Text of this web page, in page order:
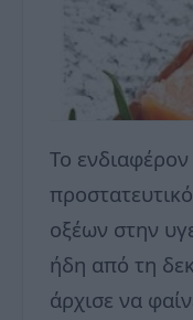
Το
οξέων στην
ήδη από τη
άρχισε να